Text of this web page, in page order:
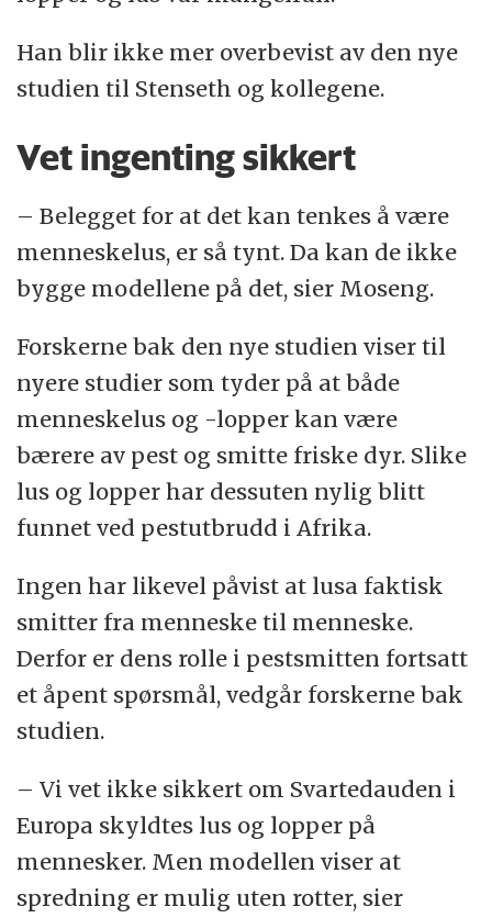
Han blir ikke mer overbevist av den nye
studien til Stenseth og kollegene.
Vet ingenting sikkert
– Belegget for at det kan tenkes å være
menneskelus, er så tynt. Da kan de ikke
bygge modellene på det, sier Moseng.
Forskerne bak den nye studien viser til
nyere studier som tyder på at både
menneskelus og -lopper kan være
bærere av pest og smitte friske dyr. Slike
lus og lopper har dessuten nylig blitt
funnet ved pestutbrudd i Afrika.
Ingen har likevel påvist at lusa faktisk
smitter fra menneske til menneske.
Derfor er dens rolle i pestsmitten fortsatt
et åpent spørsmål, vedgår forskerne bak
studien.
– Vi vet ikke sikkert om Svartedauden i
Europa skyldtes lus og lopper på
mennesker. Men modellen viser at
spredning er mulig uten rotter, sier